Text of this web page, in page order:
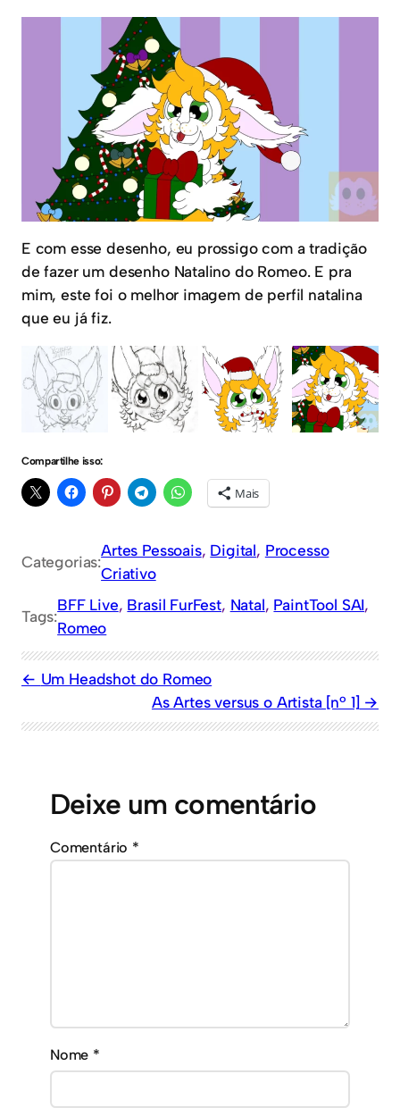
E com esse desenho, eu prossigo com a tradição
de fazer um desenho Natalino do Romeo. E pra
mim, este foi o melhor imagem de perfil natalina
que eu já fiz.
Compartilhe isso:
Mais
Categorias:
Artes Pessoais, Digital, Processo
Criativo
Tags:
BFF Live, Brasil FurFest, Natal, PaintTool SAI
Romeo
Um Headshot do Romeo
As Artes versus o Artista [nº 1]
Deixe um comentário
Comentário *
Nome *